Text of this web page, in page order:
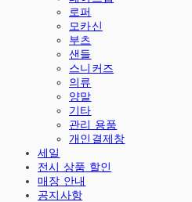
로퍼
모카신
부츠
샌들
스니커즈
의류
양말
기타
관리 용품
개인결제창
세일
전시 상품 할인
매장 안내
공지사항